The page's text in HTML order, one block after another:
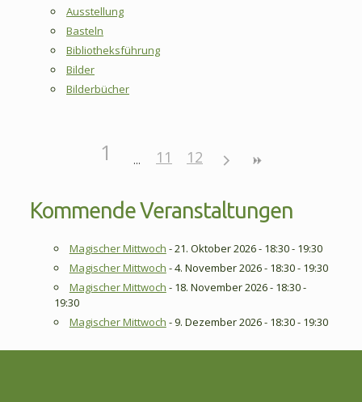
Ausstellung
Basteln
Bibliotheksführung
Bilder
Bilderbücher
1 11 12
Kommende Veranstaltungen
Magischer Mittwoch - 21. Oktober 2026 - 18:30 - 19:30
Magischer Mittwoch - 4. November 2026 - 18:30 - 19:30
Magischer Mittwoch - 18. November 2026 - 18:30 -
19:30
Magischer Mittwoch - 9. Dezember 2026 - 18:30 - 19:30